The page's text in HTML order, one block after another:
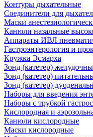
Контуры дыхательные
Соединители для
Маски
Канюли назальные
Аппараты ИВЛ
Гастроэнтерология и
Кружка Эсмарха
Зонд (катетер)
Зонд (катетер)
Зонд (катетер)
Наборы для введения
Наборы с трубкой
Кислородная и
Канюли кислородные
Маски кислородные